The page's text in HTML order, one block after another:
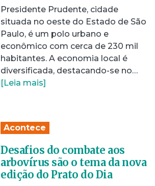
Presidente Prudente, cidade
situada no oeste do Estado de São
Paulo, é um polo urbano e
econômico com cerca de 230 mil
habitantes. A economia local é
diversificada, destacando-se no…
[Leia mais]
Acontece
Desafios do combate aos
arbovírus são o tema da nova
edição do Prato do Dia